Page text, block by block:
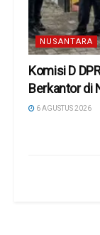
NUSANTARA
Komisi D
Berkantor di
6 AGUSTUS 2026